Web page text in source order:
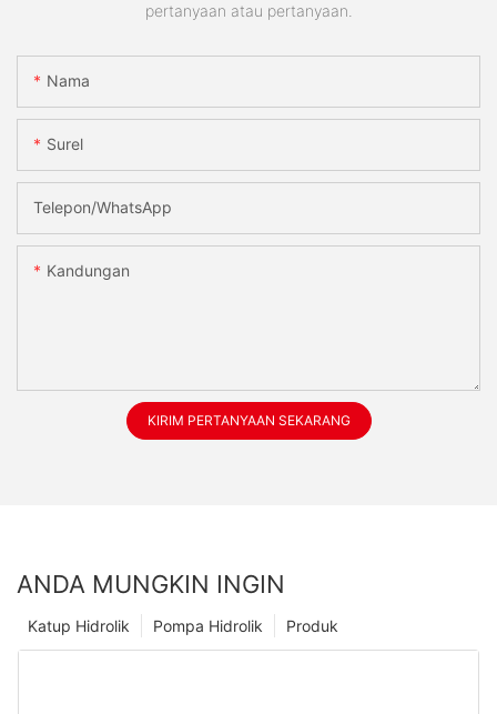
pertanyaan atau pertanyaan.
Nama
Surel
Telepon/WhatsApp
Kandungan
KIRIM PERTANYAAN SEKARANG
ANDA MUNGKIN INGIN
Produk
Pompa Hidrolik
Katup Hidrolik